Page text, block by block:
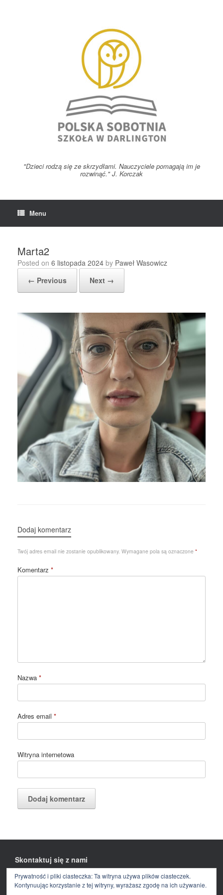
"Dzieci rodzą się ze skrzydłami. Nauczyciele pomagają im je
rozwinąć." J. Korczak
Menu
Marta2
Posted on 6 listopada 2024 by Paweł Wasowicz
← Previous
Next →
Dodaj komentarz
Twój adres email nie zostanie opublikowany. Wymagane pola są oznaczone *
Komentarz *
Nazwa *
Adres email *
Witryna internetowa
Skontaktuj się z nami
FacebookE-
mail
Prywatność i pliki ciasteczka: Ta witryna używa plików ciasteczek.
Kontynuując korzystanie z tej witryny, wyrażasz zgodę na ich używanie.